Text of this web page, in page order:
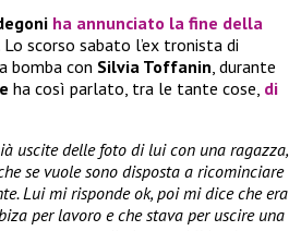
ha annunciato la fine della
scorso sabato l’ex tronista di
bomba con Silvia Toffanin, durante
ha così parlato, tra le tante cose, di
uscite delle foto di lui con una ragazza,
se vuole sono disposta a ricominciare
Lui mi risponde ok, poi mi dice che era
per lavoro e che stava per uscire una